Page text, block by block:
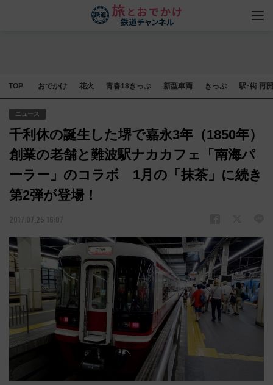
TOP おでかけ 花火 青春18きっぷ 新型車両 きっぷ 駅･街 再
ニュース
千利休の誕生した堺で嘉永3年（1850年）
創業の老舗と難波駅ナカカフェ「南海パ
ーラー」のコラボ 1月の「抹茶」に続き
第2弾が登場！
2017.07.25 16:07